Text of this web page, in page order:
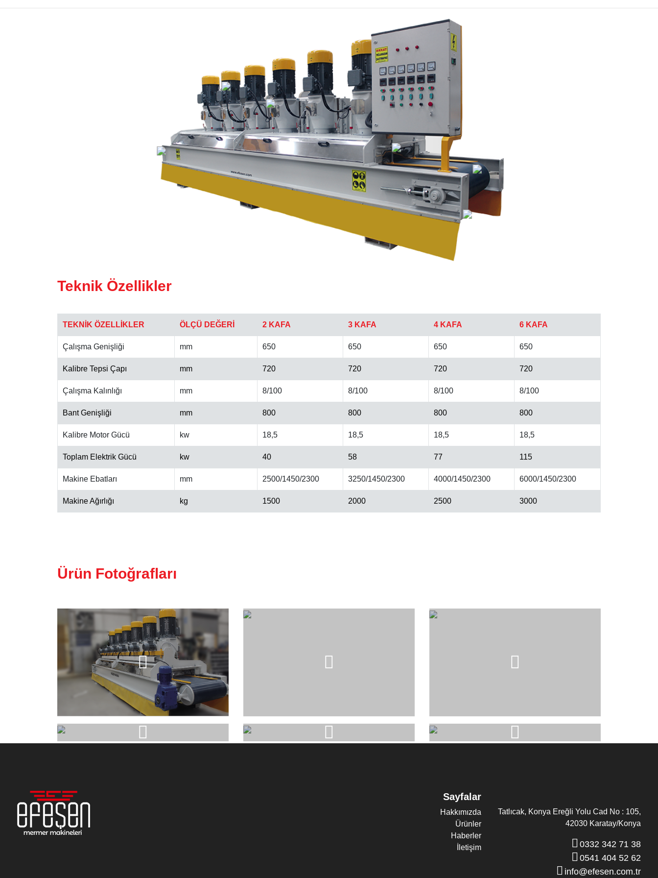
BOY EBATLAMA
MAKINESI
(Sallamalı)
FULKAPING MAKINESI
PROFIL MAKINESI
BLOK ÇEVIRME
MAKINESI
YAN KESME MAKINESI
Teknik Özellikler
TEKNİK ÖZELLİKLER ÖLÇÜ DEĞERİ 2 KAFA 3 KAFA 4 KAFA 6 KAFA
Çalışma Genişliği mm 650 650 650 650
Kalibre Tepsi Çapı mm 720 720 720 720
Çalışma Kalınlığı mm 8/100 8/100 8/100 8/100
Bant Genişliği mm 800 800 800 800
Kalibre Motor Gücü kw 18,5 18,5 18,5 18,5
Toplam Elektrik Gücü kw 40 58 77 115
Makine Ebatları mm 2500/1450/2300 3250/1450/2300 4000/1450/2300 6000/1450/2300
Makine Ağırlığı kg 1500 2000 2500 3000
Ürün Fotoğrafları
Sayfalar
Hakkımızda
Ürünler
Haberler
İletişim
Tatlıcak, Konya Ereğli Yolu Cad No : 105,
42030 Karatay/Konya
0332 342 71 38
0541 404 52 62
info@efesen.com.tr